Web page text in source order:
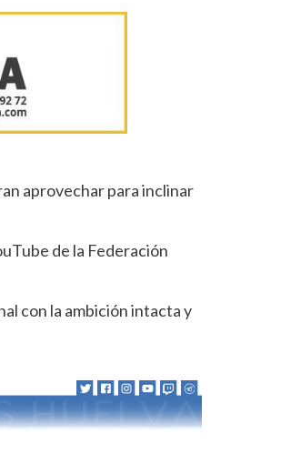
aprovechar para inclinar
de la Federación
con la ambición intacta y